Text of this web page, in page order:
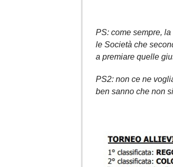
PS: come sempre,
le Società che
a premiare quelle
PS2: non ce ne
ben sanno che non